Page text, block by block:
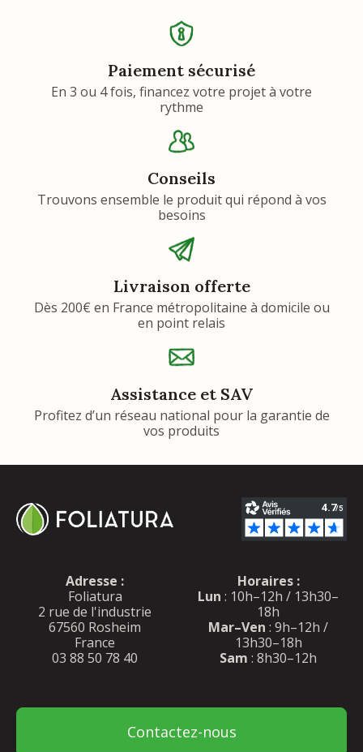
Paiement sécurisé
En 3 ou 4 fois, financez votre projet à votre
rythme
Conseils
Trouvons ensemble le produit qui répond à vos
besoins
Livraison offerte
Dès 200€ en France métropolitaine à domicile ou
en point relais
Assistance et SAV
Profitez d’un réseau national pour la garantie de
vos produits
Adresse :
Foliatura
2 rue de l'industrie
67560 Rosheim
France
03 88 50 78 40
Horaires :
Lun : 10h–12h / 13h30–
18h
Mar–Ven : 9h–12h /
13h30–18h
Sam : 8h30–12h
Contactez-nous